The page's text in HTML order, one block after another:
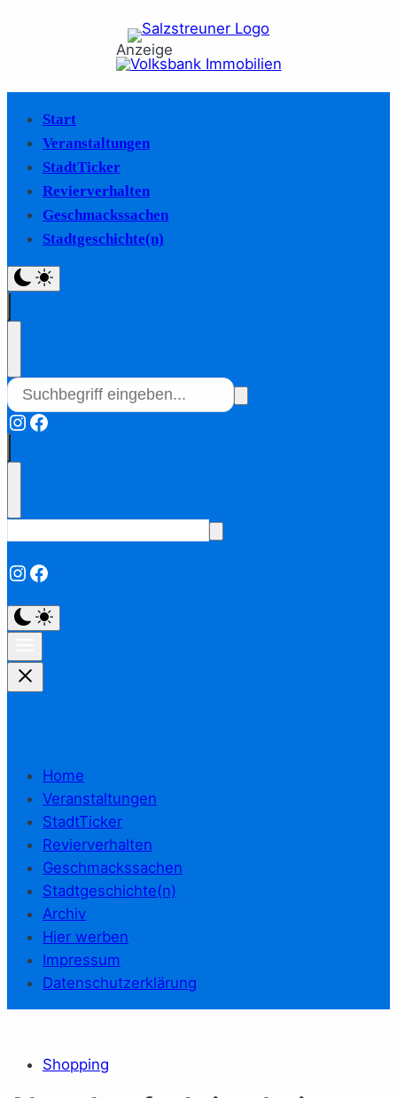
Anzeige
Start
Veranstaltungen
StadtTicker
Revierverhalten
Geschmackssachen
Stadtgeschichte(n)
Instagram
Facebook
Instagram
Facebook
Home
Veranstaltungen
StadtTicker
Revierverhalten
Geschmackssachen
Stadtgeschichte(n)
Archiv
Hier werben
Impressum
Datenschutzerklärung
Shopping